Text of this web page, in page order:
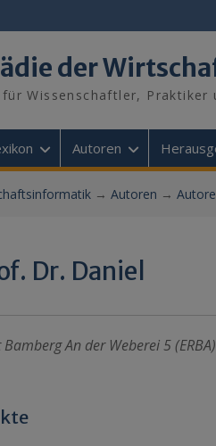
der
Wissenschaftler, Praktiker
Autoren
→ Autoren →
Dr. Daniel
An der Weberei 5